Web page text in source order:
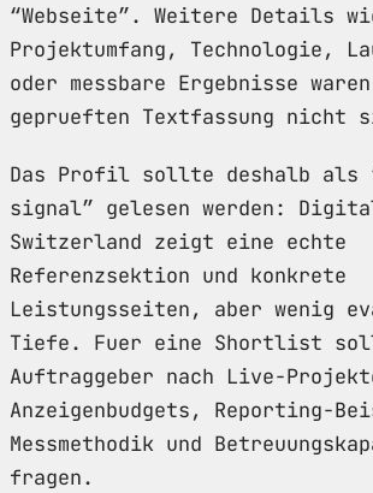
“Webseite”. Weitere Details
Projektumfang, Technologie,
oder messbare Ergebnisse
geprueften Textfassung nicht
Das Profil sollte deshalb als
signal” gelesen werden:
Switzerland zeigt eine echte
Referenzsektion und konkrete
Leistungsseiten, aber wenig
Tiefe. Fuer eine Shortlist
Auftraggeber nach Live-
Anzeigenbudgets, Reporting-
Messmethodik und
fragen.